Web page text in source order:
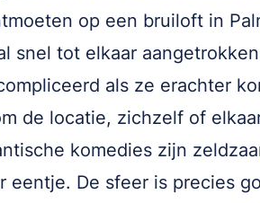
op een bruiloft in
snel tot elkaar
als ze erachter
de locatie, zichzelf of
komedies zijn
eentje. De sfeer is precies